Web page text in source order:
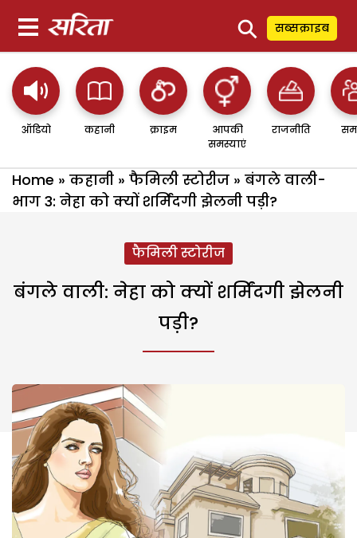
⚲ सब्सक्राइब
ऑडियो कहानी क्राइम
आपकी
समस्याएं
राजनीति
Home » कहानी » फैमिली स्टोरीज » बंगले वाली-
भाग 3: नेहा को क्यों शर्मिंदगी झेलनी पड़ी?
फैमिली स्टोरीज
बंगले वाली: नेहा को क्यों शर्मिंदगी झेलनी
पड़ी?